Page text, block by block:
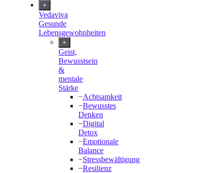
+
Vedaviva
Gesunde
Lebensgewohnheiten
+
Geist,
Bewusstsein
&
mentale
Stärke
−Achtsamkeit
−Bewusstes
Denken
−Digital
Detox
−Emotionale
Balance
−Stressbewältigung
−Resilienz